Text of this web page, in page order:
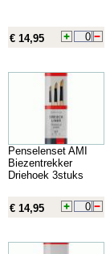
€ 14,95
Penselenset AMI
Biezentrekker
Driehoek 3stuks
€ 14,95